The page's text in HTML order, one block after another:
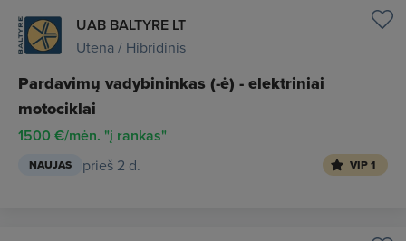
UAB BALTYRE LT
Utena / Hibridinis
Pardavimų vadybininkas (-ė) - elektriniai
motociklai
1500 €/mėn. "į rankas"
NAUJAS prieš 2 d. VIP 1